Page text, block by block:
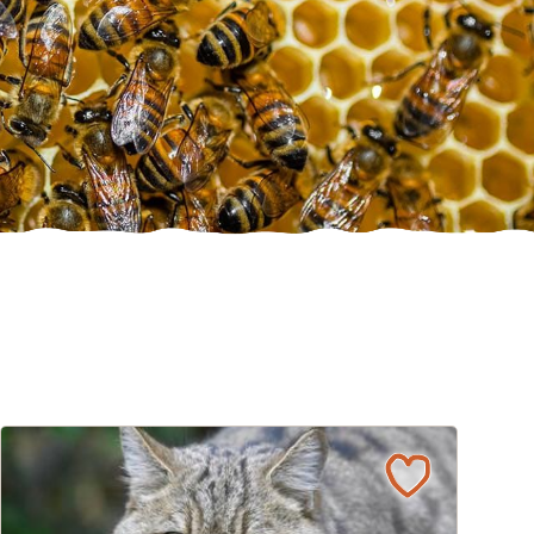
Vom Acker zum Wildkatzen-Korridor